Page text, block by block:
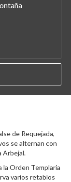
de Requejada,
se alternan con
Arbejal.
la Orden Templaria
varios retablos